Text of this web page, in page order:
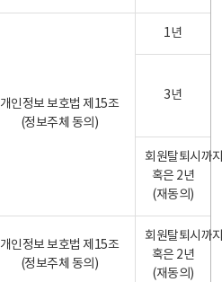
개인정보 보호법 제15조
(정보주체 동의)
1년
3년
회원탈퇴시까
혹은 2년
(재동의)
개인정보 보호법 제15조
(정보주체 동의)
회원탈퇴시까
혹은 2년
(재동의)